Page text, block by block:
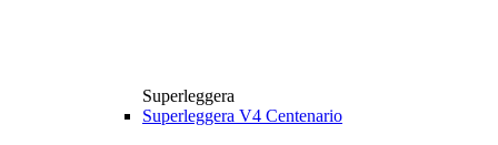
Superleggera
Superleggera V4 Centenario